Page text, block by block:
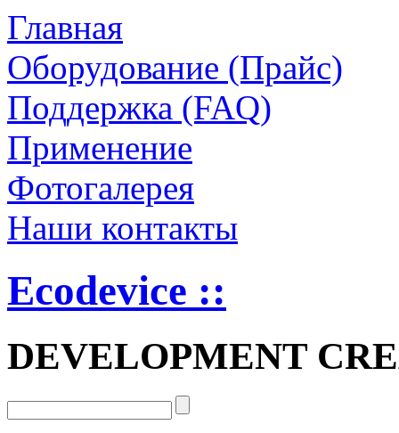
Главная
Оборудование (Прайс)
Поддержка (FAQ)
Применение
Фотогалерея
Наши контакты
Ecodevice ::
DEVELOPMENT